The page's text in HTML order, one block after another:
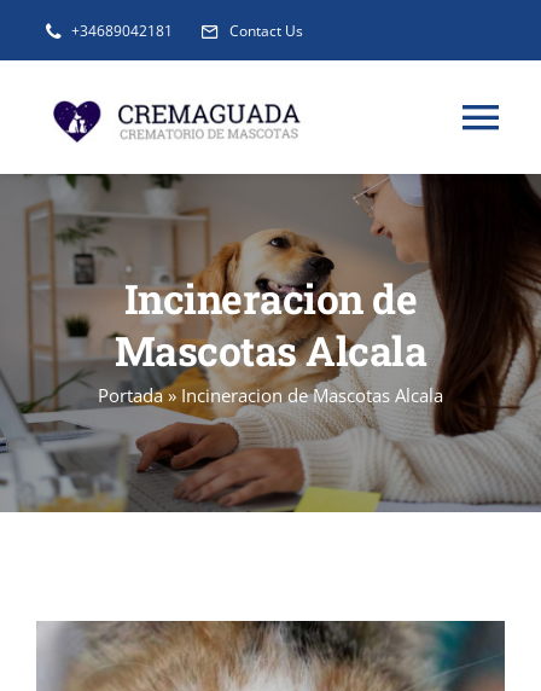
+34689042181 Contact Us
INFORMACIÓN
SERVICIOS
URNAS Y RECUERDOS
BLOG
Incineracion de
Mascotas Alcala
Portada» Incineracion de Mascotas Alcala